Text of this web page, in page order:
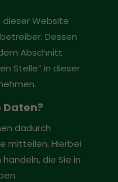
Website
Dessen
Abschnitt
Stelle“ in dieser
dadurch
mitteilen. Hierbei
die Sie in